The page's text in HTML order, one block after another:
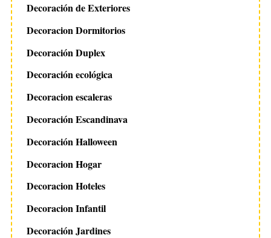
Decoración de Exteriores
Decoracion Dormitorios
Decoración Duplex
Decoración ecológica
Decoracion escaleras
Decoración Escandinava
Decoración Halloween
Decoracion Hogar
Decoracion Hoteles
Decoracion Infantil
Decoración Jardines